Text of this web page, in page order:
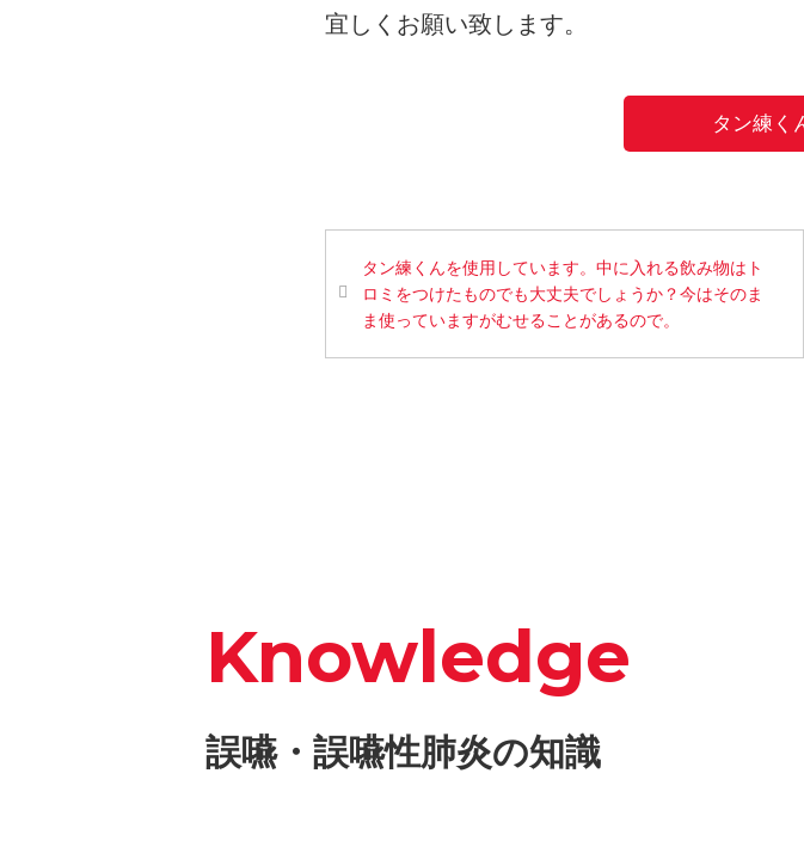
宜しくお願い致します。
タン練く
タン練くんを使用しています。中に入れる飲み物はト
ロミをつけたものでも大丈夫でしょうか？今はそのま
ま使っていますがむせることがあるので。
Knowledge
誤嚥・誤嚥性肺炎の知識